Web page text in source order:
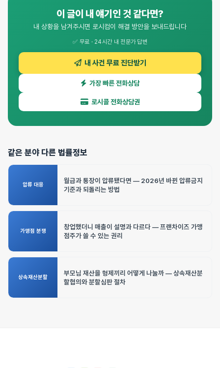
이 글이 내 얘기인 것 같다면?
내 상황을 남겨주시면 로시컴이 해결 방안을 보내드립니다
✅ 무료 · 24시간 내 전문가 답변
내 사건 무료 진단받기
가장 빠른 전화상담
로시콜 전화상담권
같은 분야 다른 법률정보
압류 대응
월급과 통장이 압류됐다면 — 2026년 바뀐 압류금지
기준과 되돌리는 방법
가맹점 분쟁
창업했더니 매출이 설명과 다르다 — 프랜차이즈 가맹
점주가 쓸 수 있는 권리
상속재산분할
부모님 재산을 형제끼리 어떻게 나눌까 — 상속재산분
할협의와 분할심판 절차